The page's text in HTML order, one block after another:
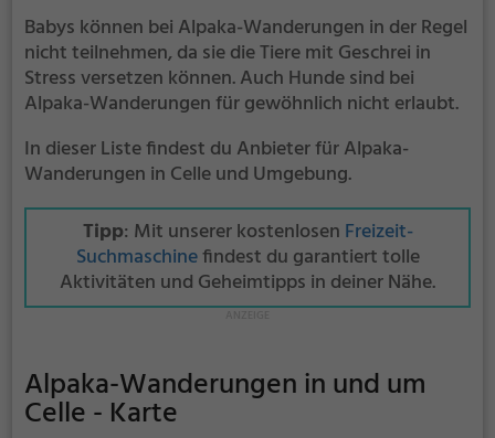
Babys können bei Alpaka-Wanderungen in der Regel
nicht teilnehmen, da sie die Tiere mit Geschrei in
Stress versetzen können. Auch Hunde sind bei
Alpaka-Wanderungen für gewöhnlich nicht erlaubt.
In dieser Liste findest du Anbieter für Alpaka-
Wanderungen in Celle und Umgebung.
Tipp: Mit unserer kostenlosen Freizeit-
Suchmaschinefindest du garantiert tolle
Aktivitäten und Geheimtipps in deiner Nähe.
Alpaka-Wanderungen in und um
Celle - Karte